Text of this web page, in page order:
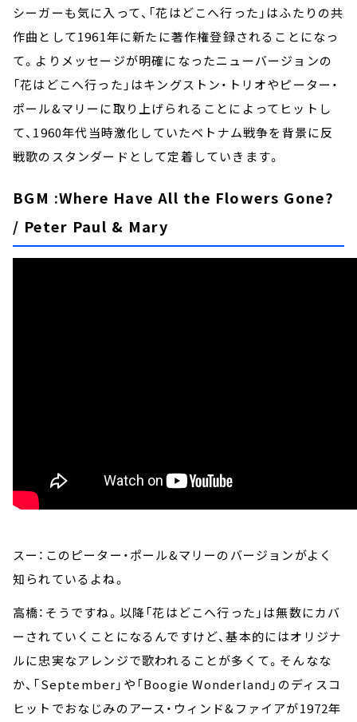
シーガーも気に入って、「花はどこへ行った」はふたりの共
作曲として1961年に新たに著作権登録されることになっ
て。よりメッセージが明確になったニューバージョンの
「花はどこへ行った」はキングストン・トリオやピーター・
ポール&マリーに取り上げられることによってヒットし
て、1960年代当時激化していたベトナム戦争を背景に反
戦歌のスタンダードとして定着していきます。
BGM :Where Have All the Flowers Gone?
/ Peter Paul & Mary
スー：このピーター・ポール&マリーのバージョンがよく
知られているよね。
高橋：そうですね。以降「花はどこへ行った」は無数にカバ
ーされていくことになるんですけど、基本的にはオリジナ
ルに忠実なアレンジで歌われることが多くて。そんなな
か、「September」や「Boogie Wonderland」のディスコ
ヒットでおなじみのアース・ウィンド&ファイアが1972年